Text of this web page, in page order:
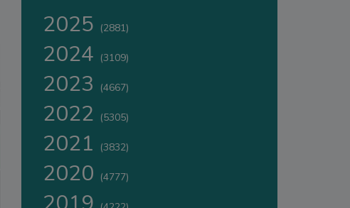
2025 (2881)
2024 (3109)
2023 (4667)
2022 (5305)
2021 (3832)
2020 (4777)